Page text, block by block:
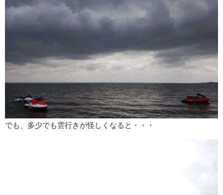
でも、多少でも雲行きが怪しくなると・・・